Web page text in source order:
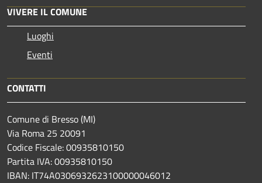
VIVERE IL COMUNE
Luoghi
Eventi
CONTATTI
Comune di Bresso (MI)
Via Roma 25 20091
Codice Fiscale: 00935810150
Partita IVA: 00935810150
IBAN: IT74A0306932623100000046012